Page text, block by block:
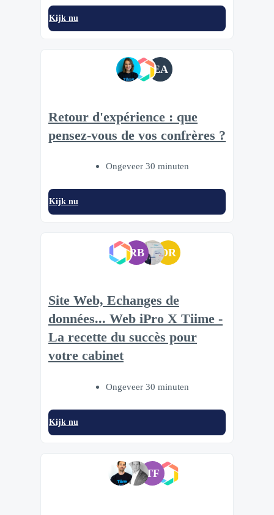
Kijk nu
EA
Retour d'expérience : que
pensez-vous de vos confrères ?
Ongeveer 30 minuten
Kijk nu
RB DR
Site Web, Echanges de
données... Web iPro X Tiime -
La recette du succès pour
votre cabinet
Ongeveer 30 minuten
Kijk nu
TF